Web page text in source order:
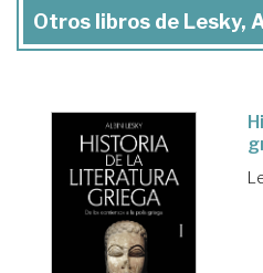
Otros libros de Lesky,